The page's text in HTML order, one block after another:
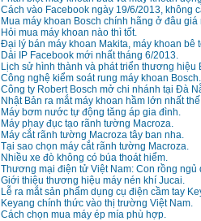
Cách vào Facebook ngày 19/6/2013, không
Mua máy khoan Bosch chính hãng ở đâu giá
Hỏi mua máy khoan nào thì tốt.
Đại lý bán máy khoan Makita, máy khoan bê
Dải IP Facebook mới nhất tháng 6/2013.
Lịch sử hình thành và phát triển thương hiệu
Công nghệ kiểm soát rung máy khoan Bosch.
Công ty Robert Bosch mở chi nhánh tại Đà
Nhật Bản ra mắt máy khoan hầm lớn nhất
Máy bơm nước tự động tăng áp gia đình.
Máy phay đục tạo rãnh tường Macroza.
Máy cắt rãnh tường Macroza tây ban nha.
Tại sao chọn máy cắt rãnh tường Macroza.
Nhiều xe đò không có búa thoát hiểm.
Thương mại điện tử Việt Nam: Con rồng ngủ
Giới thiệu thương hiệu máy nén khí Jucai.
Lễ ra mắt sản phẩm dụng cụ điện cầm tay
Keyang chính thức vào thị trường Việt Nam.
Cách chọn mua máy ép mía phù hợp.